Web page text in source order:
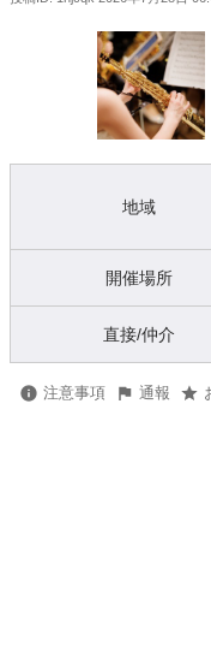
地域
開催場所
直接/仲介
注意事項 通報